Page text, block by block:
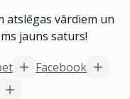
atslēgas vārdiem un
jauns saturs!
Facebook